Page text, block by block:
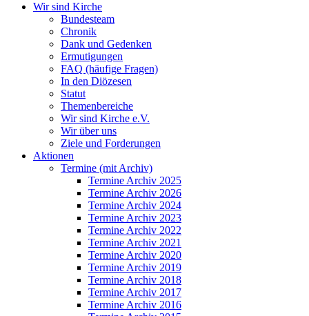
Wir sind Kirche
Bundesteam
Chronik
Dank und Gedenken
Ermutigungen
FAQ (häufige Fragen)
In den Diözesen
Statut
Themenbereiche
Wir sind Kirche e.V.
Wir über uns
Ziele und Forderungen
Aktionen
Termine (mit Archiv)
Termine Archiv 2025
Termine Archiv 2026
Termine Archiv 2024
Termine Archiv 2023
Termine Archiv 2022
Termine Archiv 2021
Termine Archiv 2020
Termine Archiv 2019
Termine Archiv 2018
Termine Archiv 2017
Termine Archiv 2016